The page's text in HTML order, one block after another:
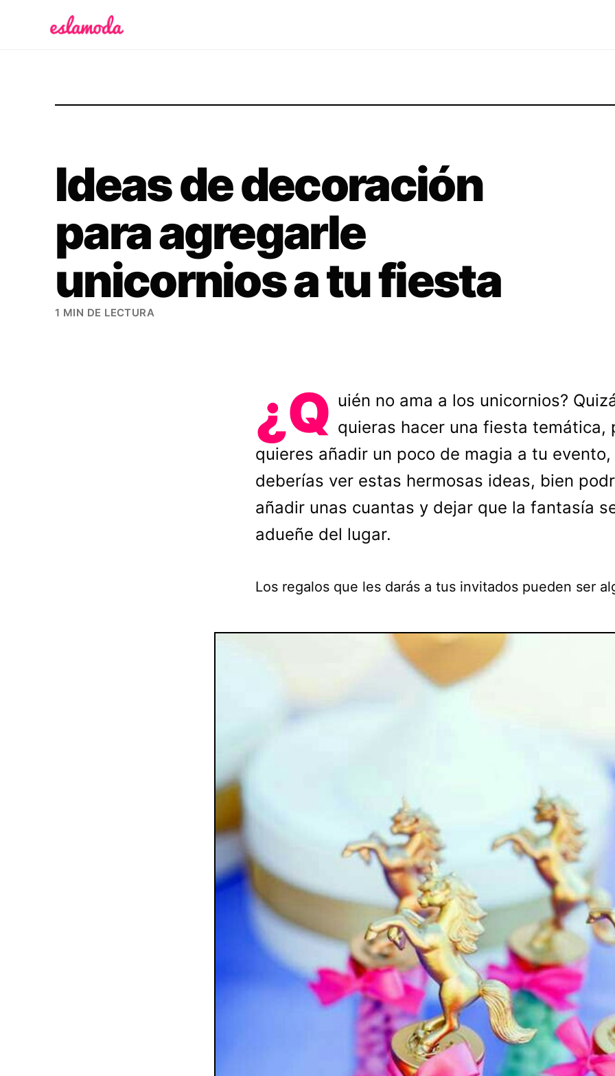
Ideas de decoración
para agregarle
unicornios a tu fiesta
1 MIN DE LECTURA
¿Q uién no ama a los unicornios?
quieras hacer una fiesta temática,
quieres añadir un poco de magia a tu evento,
deberías ver estas hermosas ideas, bien
añadir unas cuantas y dejar que la fantasía
adueñe del lugar.
Los regalos que les darás a tus invitados pueden ser